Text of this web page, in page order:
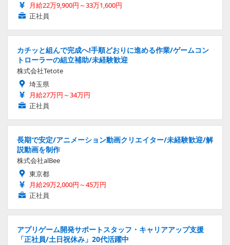
月給22万9,900円～33万1,600円
正社員
カチッと組んで完成へ!手順どおりに進める作業/ゲームコン
トローラーの組立補助/未経験歓迎
株式会社Tetote
埼玉県
月給27万円～34万円
正社員
長期で安定/アニメーション動画クリエイター/未経験歓迎/解
説動画を制作
株式会社alBee
東京都
月給29万2,000円～45万円
正社員
アプリゲーム開発サポートスタッフ・キャリアアップ支援
「正社員/土日祝休み」20代活躍中